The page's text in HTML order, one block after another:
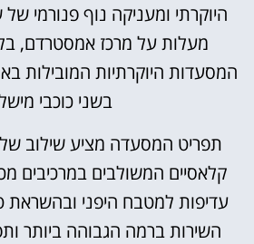
היוקרתי ומעניקה נוף פנורמי
מעלות על מרכז אמסטרדם,
המסעדות היוקרתיות המובילות
בשני כוכבי
תפריט המסעדה מציע שילוב של
קלאסיים המשולבים במרכיבים
עדיפות למטבח היפני ובהשראת
השירות ברמה הגבוהה ביותר